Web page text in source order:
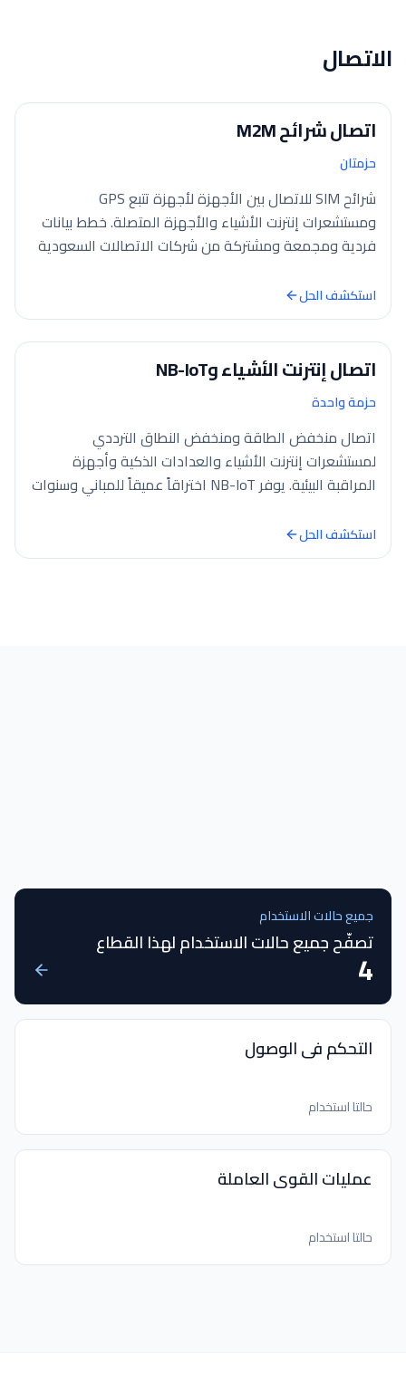
الاتصال
اتصال شرائح M2M
حزمتان
شرائح SIM للاتصال بين الأجهزة لأجهزة تتبع GPS
ومستشعرات إنترنت الأشياء والأجهزة المتصلة. خطط بيانات
فردية ومجمعة ومشتركة من شركات الاتصالات السعودية
استكشف الحل
اتصال إنترنت الأشياء وNB-IoT
حزمة واحدة
اتصال منخفض الطاقة ومنخفض النطاق الترددي
لمستشعرات إنترنت الأشياء والعدادات الذكية وأجهزة
المراقبة البيئية. يوفر NB-IoT اختراقاً عميقاً للمباني وسنوات
استكشف الحل
جميع حالات الاستخدام
تصفّح جميع حالات الاستخدام لهذا القطاع
4
التحكم في الوصول
حالتا استخدام
عمليات القوى العاملة
حالتا استخدام